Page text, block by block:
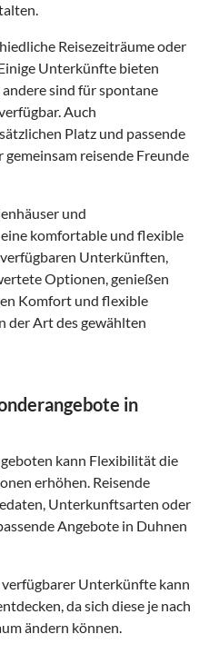
Reisezeiträume oder
Unterkünfte bieten
sind für spontane
Auch
Platz und passende
reisende Freunde
und
komfortable und flexible
Unterkünften,
Optionen, genießen
Komfort und flexible
der Art des gewählten
in
kann Flexibilität die
erhöhen. Reisende
Unterkunftsarten oder
Angebote in Duhnen
Unterkünfte kann
da sich diese je nach
ändern können.